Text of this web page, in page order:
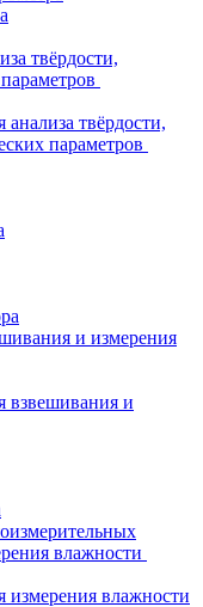
твёрдости,
твёрдости,
параметров
и измерения
взвешивания и
влажности
измерения влажности